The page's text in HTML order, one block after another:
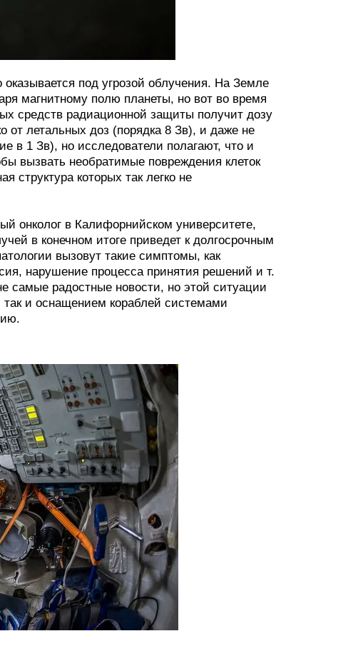
под угрозой облучения. На Земле
магнитному полю планеты, но вот во время
средств радиационной защиты получит дозу
от летальных доз (порядка 8 Зв), и даже не
в 1 Зв), но исследователи полагают, что и
вызвать необратимые повреждения клеток
структура которых так легко не
онколог в Калифорнийском университете,
в конечном итоге приведет к долгосрочным
вызовут такие симптомы, как
нарушение процесса принятия решений и т.
самые радостные новости, но этой ситуации
и оснащением кораблей системами